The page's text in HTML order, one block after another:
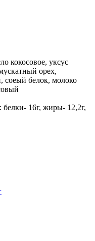
кокосовое, уксус
орех,
соеый белок, молоко
16г, жиры- 12,2г,